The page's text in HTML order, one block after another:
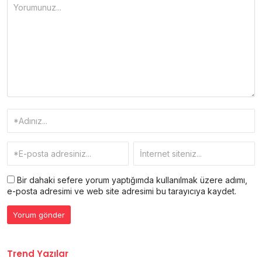
Bir dahaki sefere yorum yaptığımda kullanılmak üzere adımı,
e-posta adresimi ve web site adresimi bu tarayıcıya kaydet.
Trend Yazılar